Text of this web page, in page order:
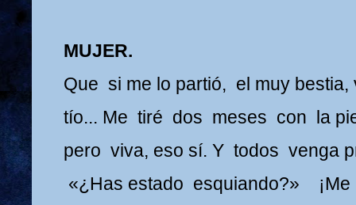
MUJER.
Que si me lo partió, el muy bestia,
tío... Me tiré dos meses con la
pero viva, eso sí. Y todos venga
«¿Has estado esquiando?»